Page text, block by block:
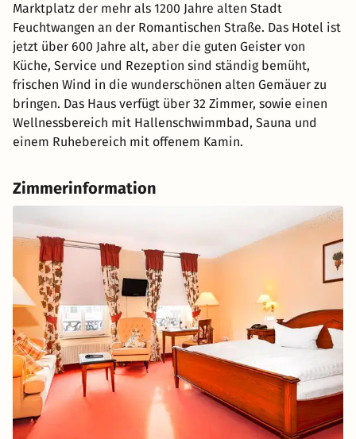
Marktplatz der mehr als 1200 Jahre alten Stadt
Feuchtwangen an der Romantischen Straße. Das Hotel ist
jetzt über 600 Jahre alt, aber die guten Geister von
Küche, Service und Rezeption sind ständig bemüht,
frischen Wind in die wunderschönen alten Gemäuer zu
bringen. Das Haus verfügt über 32 Zimmer, sowie einen
Wellnessbereich mit Hallenschwimmbad, Sauna und
einem Ruhebereich mit offenem Kamin.
Zimmerinformation